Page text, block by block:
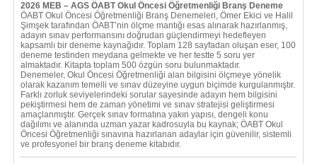
2026 MEB – AGS ÖABT Okul Öncesi Öğretmenliği Branş Deneme
ÖABT Okul Öncesi Öğretmenliği Branş Denemeleri, Ömer Ekici ve Halil
Şimşek tarafından ÖABT’nin ölçme mantığı esas alınarak hazırlanmış,
adayın sınav performansını doğrudan güçlendirmeyi hedefleyen
kapsamlı bir deneme kaynağıdır. Toplam 128 sayfadan oluşan eser, 100
deneme testinden meydana gelmekte ve her testte 5 soru yer
almaktadır. Kitapta toplam 500 özgün soru bulunmaktadır.
Denemeler, Okul Öncesi Öğretmenliği alan bilgisini ölçmeye yönelik
olarak kazanım temelli ve sınav düzeyine uygun biçimde kurgulanmıştır.
Farklı zorluk seviyelerindeki sorular sayesinde adayın hem bilgisini
pekiştirmesi hem de zaman yönetimi ve sınav stratejisi geliştirmesi
amaçlanmıştır. Gerçek sınav formatına yakın yapısı, dengeli konu
dağılımı ve alanında uzman yazar kadrosuyla bu kaynak; ÖABT Okul
Öncesi Öğretmenliği sınavına hazırlanan adaylar için güvenilir, sistemli
ve profesyonel bir branş deneme kitabıdır.